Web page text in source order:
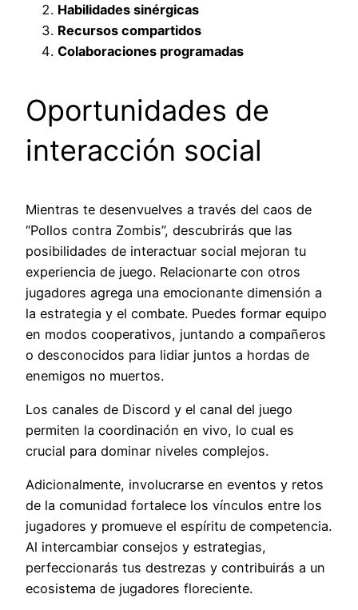
Habilidades sinérgicas
Recursos compartidos
Colaboraciones programadas
Oportunidades de
interacción social
Mientras te desenvuelves a través del caos de
“Pollos contra Zombis”, descubrirás que las
posibilidades de interactuar social mejoran tu
experiencia de juego. Relacionarte con otros
jugadores agrega una emocionante dimensión a
la estrategia y el combate. Puedes formar equipo
en modos cooperativos, juntando a compañeros
o desconocidos para lidiar juntos a hordas de
enemigos no muertos.
Los canales de Discord y el canal del juego
permiten la coordinación en vivo, lo cual es
crucial para dominar niveles complejos.
Adicionalmente, involucrarse en eventos y retos
de la comunidad fortalece los vínculos entre los
jugadores y promueve el espíritu de competencia.
Al intercambiar consejos y estrategias,
perfeccionarás tus destrezas y contribuirás a un
ecosistema de jugadores floreciente.